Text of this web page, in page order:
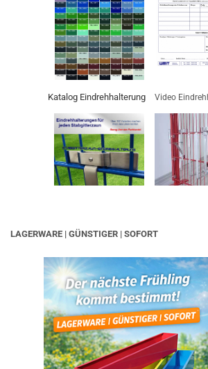
Katalog Eindrehhalterung Video
LAGERWARE | GÜNSTIGER | SOFORT